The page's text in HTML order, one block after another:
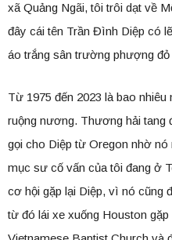
xã Quảng Ngãi, tôi trôi dạt về
đây cái tên Trần Đình Diệp có
áo trắng sân trường phượng đỏ
Từ 1975 đến 2023 là bao nhiêu
ruộng nương. Thương hải tang
gọi cho Diệp từ Oregon nhờ
mục sư cố vấn của tôi đang ở
cơ hội gặp lại Diệp, vì nó cũng
từ đó lái xe xuống Houston